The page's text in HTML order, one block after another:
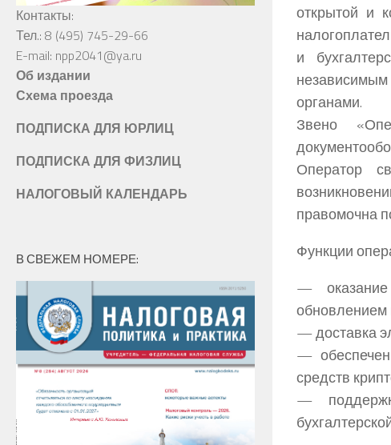
открытой и
и
органами.
Звено
Оператор
правомочна
Функции
— оказание
обновлением
— доставка
—
средств
—
Контакты:
Тел.: 8 (495) 745-29-66
E-mail: npp2041@ya.ru
Об издании
Схема проезда
ПОДПИСКА ДЛЯ ЮРЛИЦ
ПОДПИСКА ДЛЯ ФИЗЛИЦ
НАЛОГОВЫЙ КАЛЕНДАРЬ
В СВЕЖЕМ НОМЕРЕ: